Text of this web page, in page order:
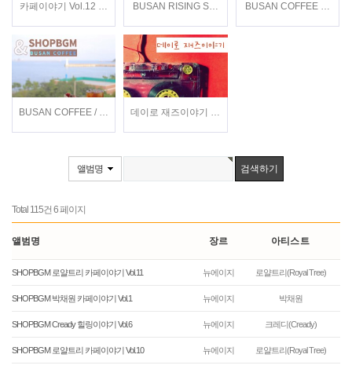
카페이야기 Vol.12 / 데이로(Dayro) / 뉴에이지BUSAN RISING STAR / Various Artists / 재즈,클래
BUSAN COFFEE Vol.2 /
BUSAN COFFEE / 이지형, 현희, 전주란, 정지현 / 가요
데이로 재즈이야기 / 데이로(Dayro) / 재즈
앨범명
Total 115건 6 페이지
앨범명 장르 아티스트
SHOPBGM 로얄트리 카페이야기 Vol.11 뉴에이지 로얄트리(Royal Tree)
SHOPBGM 박채원 카페이야기 Vol.1 뉴에이지 박채원
SHOPBGM Cready 힐링이야기 Vol.6 뉴에이지 크레디(Cready)
SHOPBGM 로얄트리 카페이야기 Vol.10 뉴에이지 로얄트리(Royal Tree)